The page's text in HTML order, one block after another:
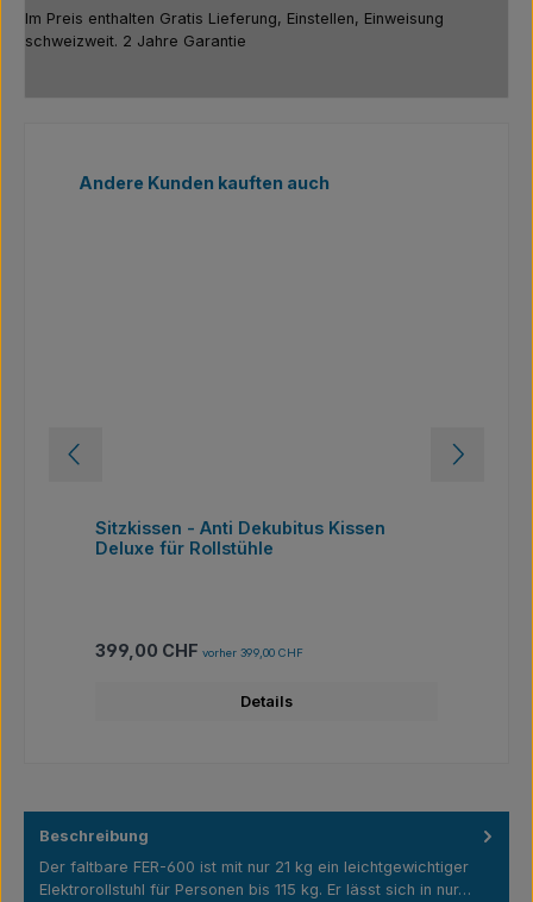
Im Preis enthalten Gratis Lieferung, Einstellen, Einweisung
schweizweit. 2 Jahre Garantie
Produktgalerie überspringen
Andere Kunden kauften auch
Sitzkissen - Anti Dekubitus Kissen
Deluxe für Rollstühle
Regulärer Preis:
399,00 CHF vorher 399,00 CHF
Details
Beschreibung
Der faltbare FER-600 ist mit nur 21 kg ein leichtgewichtiger
Elektrorollstuhl für Personen bis 115 kg. Er lässt sich in nur…